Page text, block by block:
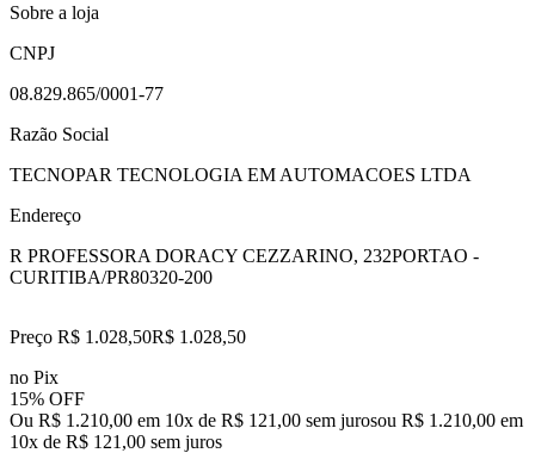
Sobre a loja
CNPJ
08.829.865/0001-77
Razão Social
TECNOPAR TECNOLOGIA EM AUTOMACOES LTDA
Endereço
R PROFESSORA DORACY CEZZARINO, 232PORTAO -
CURITIBA/PR80320-200
Preço R$ 1.028,50R$ 1.028,50
no Pix
15% OFF
Ou R$ 1.210,00 em 10x de R$ 121,00 sem jurosou R$ 1.210,00 em
10x de R$ 121,00 sem juros